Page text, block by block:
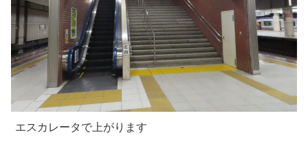
エスカレータで上がります